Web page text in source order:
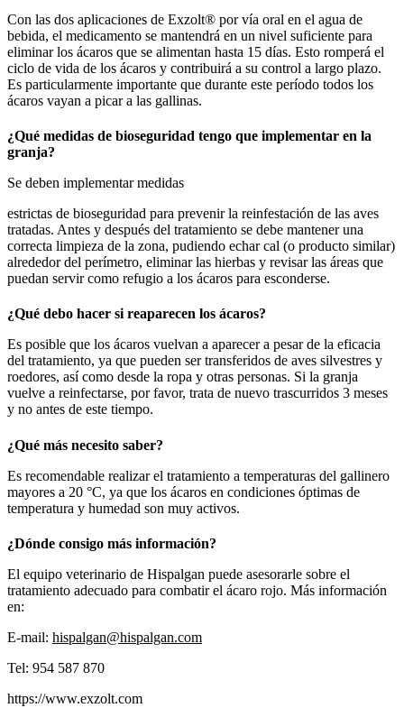
Con las dos aplicaciones de Exzolt® por vía oral en el agua de
bebida, el medicamento se mantendrá en un nivel suficiente para
eliminar los ácaros que se alimentan hasta 15 días. Esto romperá el
ciclo de vida de los ácaros y contribuirá a su control a largo plazo.
Es particularmente importante que durante este período todos los
ácaros vayan a picar a las gallinas.
¿Qué medidas de bioseguridad tengo que implementar en la
granja?
Se deben implementar medidas
estrictas de bioseguridad para prevenir la reinfestación de las aves
tratadas. Antes y después del tratamiento se debe mantener una
correcta limpieza de la zona, pudiendo echar cal (o producto similar)
alrededor del perímetro, eliminar las hierbas y revisar las áreas que
puedan servir como refugio a los ácaros para esconderse.
¿Qué debo hacer si reaparecen los ácaros?
Es posible que los ácaros vuelvan a aparecer a pesar de la eficacia
del tratamiento, ya que pueden ser transferidos de aves silvestres y
roedores, así como desde la ropa y otras personas. Si la granja
vuelve a reinfectarse, por favor, trata de nuevo trascurridos 3 meses
y no antes de este tiempo.
¿Qué más necesito saber?
Es recomendable realizar el tratamiento a temperaturas del gallinero
mayores a 20 °C, ya que los ácaros en condiciones óptimas de
temperatura y humedad son muy activos.
¿Dónde consigo más información?
El equipo veterinario de Hispalgan puede asesorarle sobre el
tratamiento adecuado para combatir el ácaro rojo. Más información
en:
E-mail: hispalgan@hispalgan.com
Tel: 954 587 870
https://www.exzolt.com